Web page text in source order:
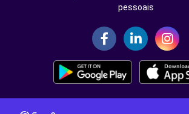
pessoais